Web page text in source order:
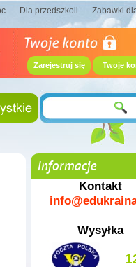
Dla przedszkoli Zabawki
Zarejestruj się Twoje
Informacje
Kontakt
Wysyłka